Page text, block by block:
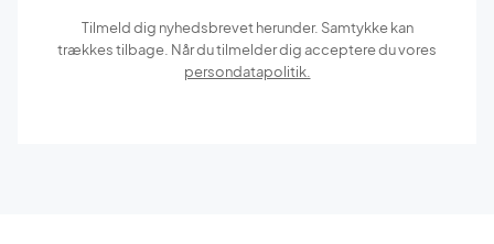
Tilmeld dig nyhedsbrevet herunder. Samtykke kan
trækkes tilbage. Når du tilmelder dig acceptere du vores
persondatapolitik.